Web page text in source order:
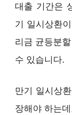
대출 기간은
기 일시상환
리금 균등분
수 있습니다.
만기 일시상
장해야 하는